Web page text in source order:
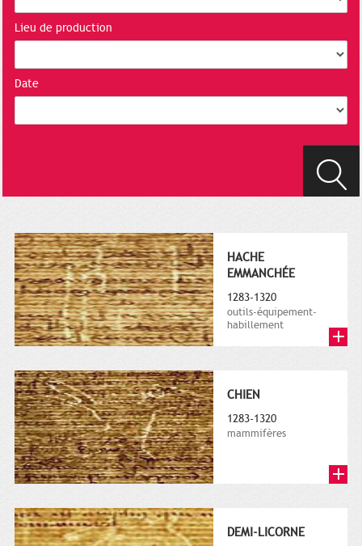
Lieu de production
Date
HACHE
EMMANCHÉE
1283-1320
outils-équipement-
habillement
CHIEN
1283-1320
mammifères
DEMI-LICORNE